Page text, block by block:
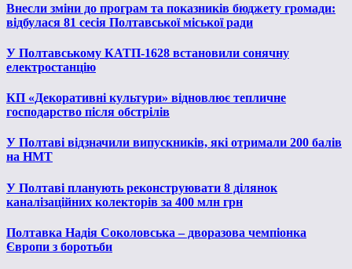
Внесли зміни до програм та показників бюджету громади:
відбулася 81 сесія Полтавської міської ради
У Полтавському КАТП-1628 встановили сонячну
електростанцію
КП «Декоративні культури» відновлює тепличне
господарство після обстрілів
У Полтаві відзначили випускників, які отримали 200 балів
на НМТ
У Полтаві планують реконструювати 8 ділянок
каналізаційних колекторів за 400 млн грн
Полтавка Надія Соколовська – дворазова чемпіонка
Європи з боротьби